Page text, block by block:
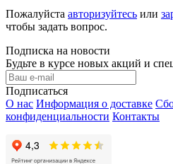
Пожалуйста авторизуйтесь или
чтобы задать вопрос.
Подписка на новости
Будьте в курсе новых акций и
Подписаться
О нас Информация о доставке
конфиденциальности Контакты